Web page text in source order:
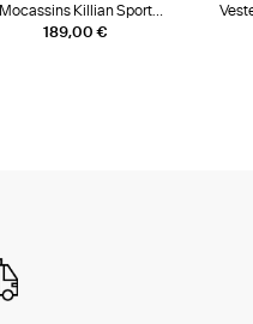
189,00 €
Mocassins Killian Sport
Mousse